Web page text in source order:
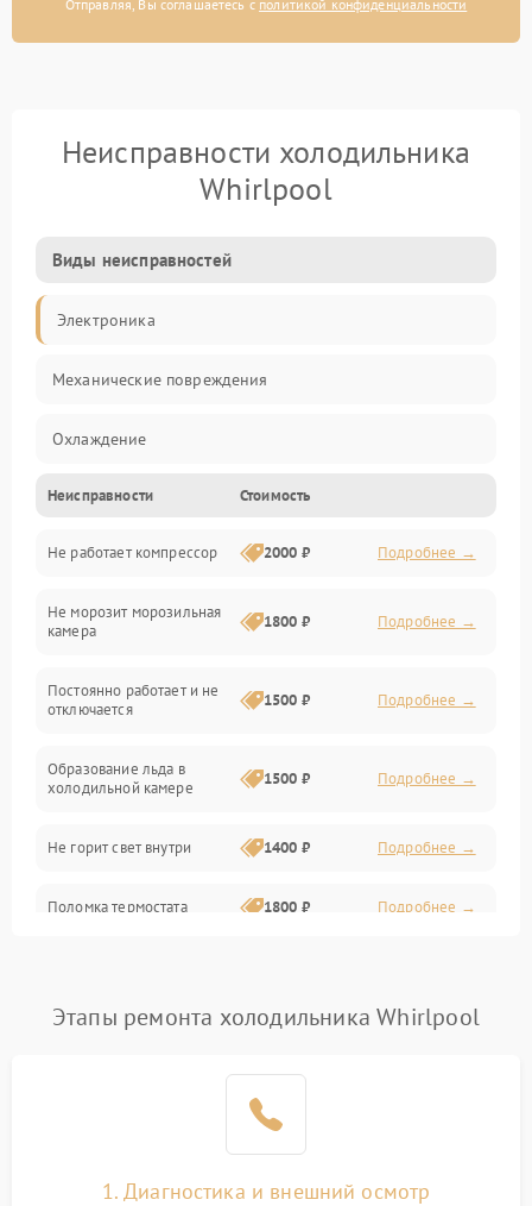
Отправляя, Вы соглашаетесь с политикой конфиденциальности
Неисправности холодильника
Whirlpool
Виды неисправностей
Электроника
Механические повреждения
Охлаждение
Механика
Электропитание
Дренаж
Неисправности Стоимость
Не работает компрессор 2000 ₽ Подробнее →
Не морозит морозильная
камера
1800 ₽ Подробнее →
Постоянно работает и не
отключается
1500 ₽ Подробнее →
Образование льда в
холодильной камере
1500 ₽ Подробнее →
Не горит свет внутри 1400 ₽ Подробнее →
Поломка термостата 1800 ₽ Подробнее →
Поломка системы No Frost 2600 ₽ Подробнее →
Этапы ремонта холодильника Whirlpool
1. Диагностика и внешний осмотр